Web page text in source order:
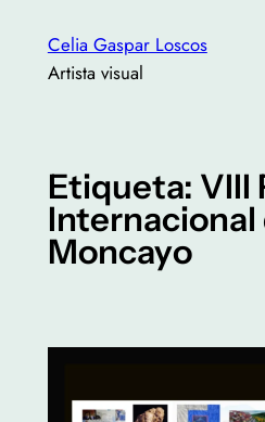
contenido
Celia Gaspar Loscos
Artista visual
Etiqueta: VIII
Internacional
Moncayo